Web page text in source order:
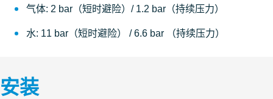
气体: 2 bar（短时避险）/ 1.2 bar（持续压力）
水: 11 bar（短时避险） / 6.6 bar （持续压力）
安装